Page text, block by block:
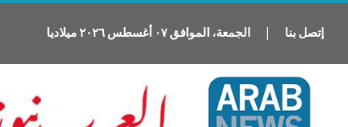
إتصل بنا | الجمعة، الموافق٠٧ أغسطس ٢٠٢٦ميلاديا